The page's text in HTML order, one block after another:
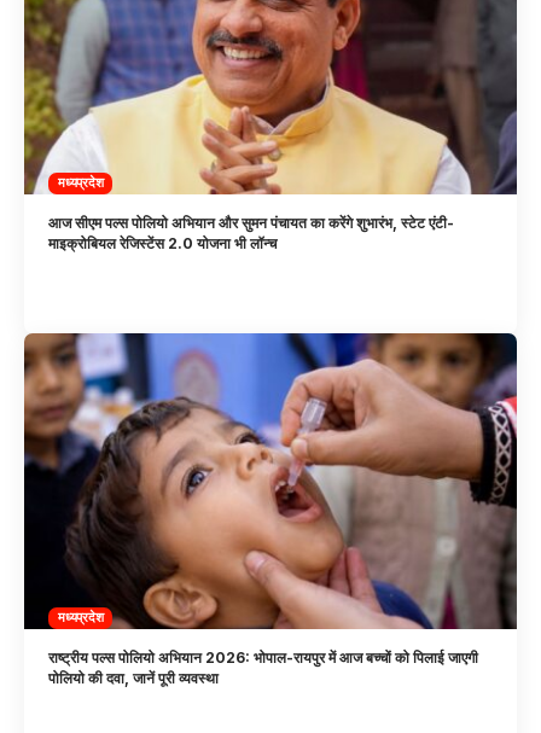
मध्यप्रदेश
आज सीएम पल्स पोलियो अभियान और सुमन पंचायत का करेंगे शुभारंभ, स्टेट एंटी-
माइक्रोबियल रेजिस्टेंस 2.0 योजना भी लॉन्च
मध्यप्रदेश
राष्ट्रीय पल्स पोलियो अभियान 2026: भोपाल-रायपुर में आज बच्चों को पिलाई जाएगी
पोलियो की दवा, जानें पूरी व्यवस्था